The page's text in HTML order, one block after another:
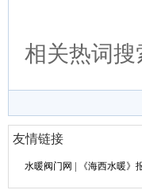
相关热词搜
友情链接
水暖阀门网 《海西水暖》